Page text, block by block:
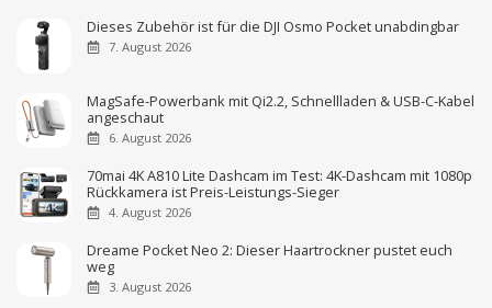
Dieses Zubehör ist für die DJI Osmo Pocket unabdingbar
7. August 2026
MagSafe-Powerbank mit Qi2.2, Schnellladen & USB-C-Kabel
angeschaut
6. August 2026
70mai 4K A810 Lite Dashcam im Test: 4K-Dashcam mit 1080p
Rückkamera ist Preis-Leistungs-Sieger
4. August 2026
Dreame Pocket Neo 2: Dieser Haartrockner pustet euch
weg
3. August 2026